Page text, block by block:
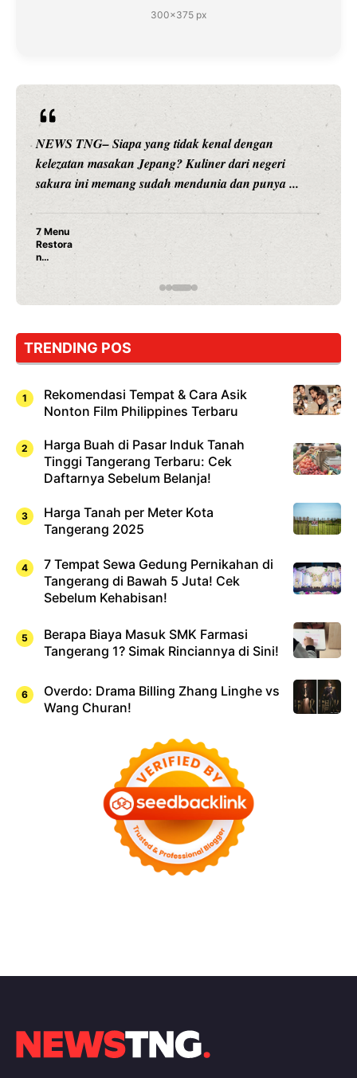
300×375 px
negeri
punya ...
NEWS TNG– Siapa sangka, dua nama
hiburan, Nunung Srimulat dan Vicky
merambah dunia kuliner dengan ...
Nunung Srimulat & Vicky Prasetyo
Rahasia Mami Bikin Nagih!
TRENDING POS
Rekomendasi Tempat & Cara Asik
Nonton Film Philippines Terbaru
Harga Buah di Pasar Induk Tanah
Tinggi Tangerang Terbaru: Cek
Daftarnya Sebelum Belanja!
Harga Tanah per Meter Kota
Tangerang 2025
7 Tempat Sewa Gedung Pernikahan di
Tangerang di Bawah 5 Juta! Cek
Sebelum Kehabisan!
Berapa Biaya Masuk SMK Farmasi
Tangerang 1? Simak Rinciannya di Sini!
Overdo: Drama Billing Zhang Linghe vs
Wang Churan!